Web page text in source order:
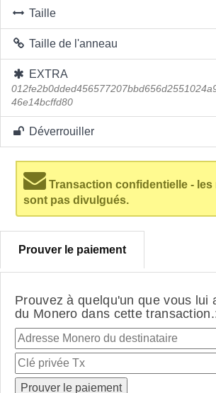
Taille
Taille de l'anneau
EXTRA
46e14bcffd80
Déverrouiller
Transaction confidentielle - les
sont pas divulgués.
Prouver le paiement
Prouvez à quelqu'un que vous lui
du Monero dans cette